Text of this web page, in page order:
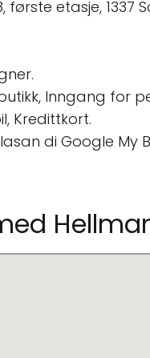
etasje, 1337
Inngang for
Kredittkort.
di Google My